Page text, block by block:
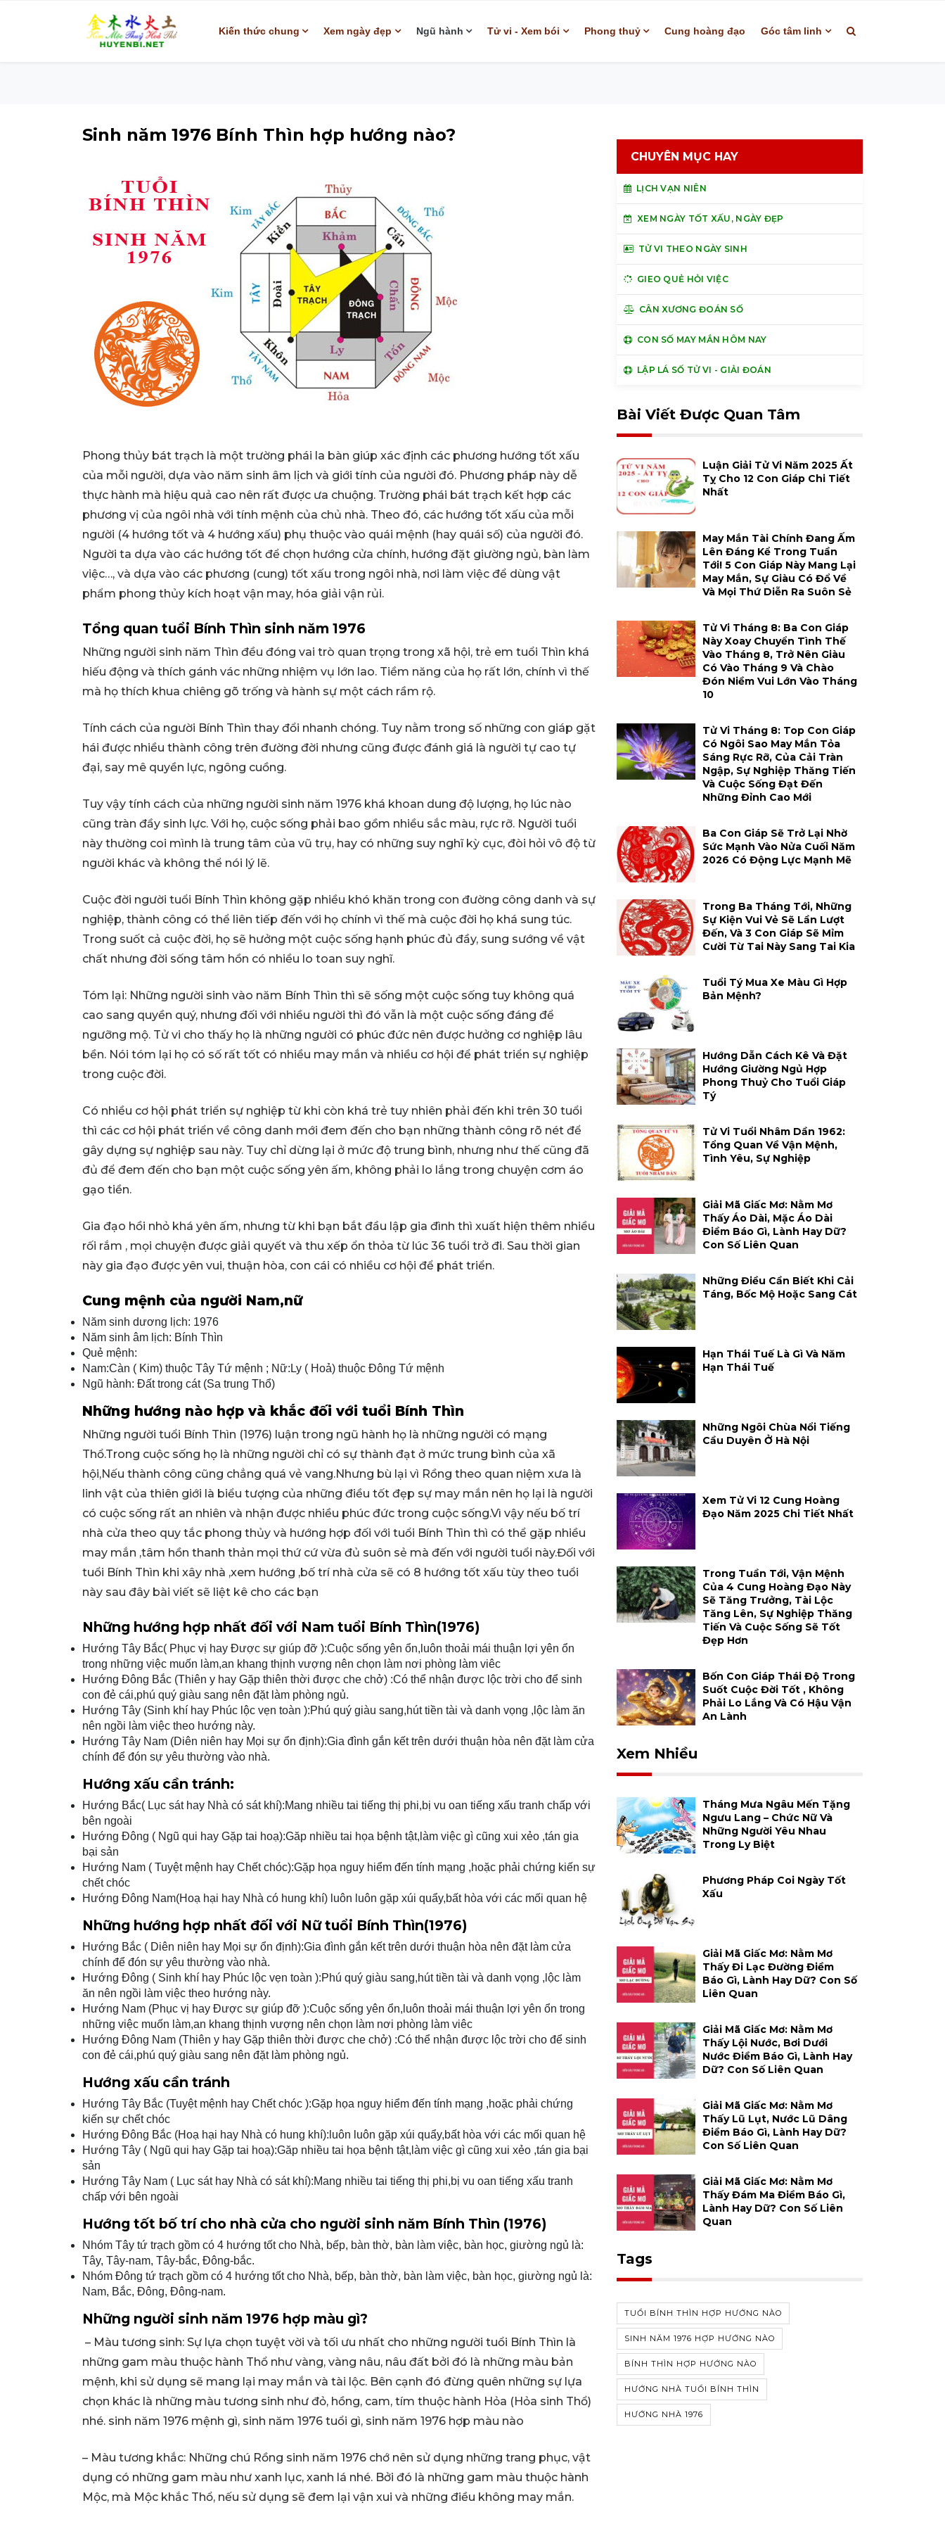
Kiến thức chung Xem ngày đẹp Ngũ hành Tử vi - Xem bói Phong thuỷ Cung hoàng đạo Góc tâm linh
Sinh năm 1976 Bính Thìn hợp hướng nào?
Phong thủy bát trạch là một trường phái la bàn giúp xác định các phương hướng tốt xấu
của mỗi người, dựa vào năm sinh âm lịch và giới tính của người đó. Phương pháp này dễ
thực hành mà hiệu quả cao nên rất được ưa chuộng. Trường phái bát trạch kết hợp các
phương vị của ngôi nhà với tính mệnh của chủ nhà. Theo đó, các hướng tốt xấu của mỗi
người (4 hướng tốt và 4 hướng xấu) phụ thuộc vào quái mệnh (hay quái số) của người đó.
Người ta dựa vào các hướng tốt để chọn hướng cửa chính, hướng đặt giường ngủ, bàn làm
việc…, và dựa vào các phương (cung) tốt xấu trong ngôi nhà, nơi làm việc để dùng vật
phẩm phong thủy kích hoạt vận may, hóa giải vận rủi.
Tổng quan tuổi Bính Thìn sinh năm 1976
Những người sinh năm Thìn đều đóng vai trò quan trọng trong xã hội, trẻ em tuổi Thìn khá
hiếu động và thích gánh vác những nhiệm vụ lớn lao. Tiềm năng của họ rất lớn, chính vì thế
mà họ thích khua chiêng gõ trống và hành sự một cách rầm rộ.
Tính cách của người Bính Thìn thay đổi nhanh chóng. Tuy nằm trong số những con giáp gặt
hái được nhiều thành công trên đường đời nhưng cũng được đánh giá là người tự cao tự
đại, say mê quyền lực, ngông cuồng.
Tuy vậy tính cách của những người sinh năm 1976 khá khoan dung độ lượng, họ lúc nào
cũng tràn đầy sinh lực. Với họ, cuộc sống phải bao gồm nhiều sắc màu, rực rỡ. Người tuổi
này thường coi mình là trung tâm của vũ trụ, hay có những suy nghĩ kỳ cục, đòi hỏi vô độ từ
người khác và không thể nói lý lẽ.
Cuộc đời người tuổi Bính Thìn không gặp nhiều khó khăn trong con đường công danh và sự
nghiệp, thành công có thể liên tiếp đến với họ chính vì thế mà cuộc đời họ khá sung túc.
Trong suốt cả cuộc đời, họ sẽ hưởng một cuộc sống hạnh phúc đủ đầy, sung sướng về vật
chất nhưng đời sống tâm hồn có nhiều lo toan suy nghĩ.
Tóm lại: Những người sinh vào năm Bính Thìn thì sẽ sống một cuộc sống tuy không quá
cao sang quyền quý, nhưng đối với nhiều người thì đó vẫn là một cuộc sống đáng để
ngưỡng mộ. Tử vi cho thấy họ là những người có phúc đức nên được hưởng cơ nghiệp lâu
bền. Nói tóm lại họ có số rất tốt có nhiều may mắn và nhiều cơ hội để phát triển sự nghiệp
trong cuộc đời.
Có nhiều cơ hội phát triển sự nghiệp từ khi còn khá trẻ tuy nhiên phải đến khi trên 30 tuổi
thì các cơ hội phát triển về công danh mới đem đến cho bạn những thành công rõ nét để
gây dựng sự nghiệp sau này. Tuy chỉ dừng lại ở mức độ trung bình, nhưng như thế cũng đã
đủ để đem đến cho bạn một cuộc sống yên ấm, không phải lo lắng trong chuyện cơm áo
gạo tiền.
Gia đạo hồi nhỏ khá yên ấm, nhưng từ khi bạn bắt đầu lập gia đình thì xuất hiện thêm nhiều
rối rắm , mọi chuyện được giải quyết và thu xếp ổn thỏa từ lúc 36 tuổi trở đi. Sau thời gian
này gia đạo được yên vui, thuận hòa, con cái có nhiều cơ hội để phát triển.
Cung mệnh của người Nam,nữ
Năm sinh dương lịch: 1976
Năm sinh âm lịch: Bính Thìn
Quẻ mệnh:
Nam:Càn ( Kim) thuộc Tây Tứ mệnh ; Nữ:Ly ( Hoả) thuộc Đông Tứ mệnh
Ngũ hành: Ðất trong cát (Sa trung Thổ)
Những hướng nào hợp và khắc đối với tuổi Bính Thìn
Những người tuổi Bính Thìn (1976) luận trong ngũ hành họ là những người có mạng
Thổ.Trong cuộc sống họ là những người chỉ có sự thành đạt ở mức trung bình của xã
hội,Nếu thành công cũng chẳng quá vẻ vang.Nhưng bù lại vì Rồng theo quan niệm xưa là
linh vật của thiên giới là biểu tượng của những điều tốt đẹp sự may mắn nên họ lại là người
có cuộc sống rất an nhiên và nhận được nhiều phúc đức trong cuộc sống.Vì vậy nếu bố trí
nhà cửa theo quy tắc phong thủy và hướng hợp đối với tuổi Bính Thìn thì có thể gặp nhiều
may mắn ,tâm hồn thanh thản mọi thứ cứ vừa đủ suôn sẻ mà đến với người tuổi này.Đối với
tuổi Bính Thìn khi xây nhà ,xem hướng ,bố trí nhà cửa sẽ có 8 hướng tốt xấu tùy theo tuổi
này sau đây bài viết sẽ liệt kê cho các bạn
Những hướng hợp nhất đối với Nam tuổi Bính Thìn(1976)
Hướng Tây Bắc( Phục vị hay Được sự giúp đỡ ):Cuộc sống yên ổn,luôn thoải mái thuận lợi yên ổn
trong những việc muốn làm,an khang thịnh vượng nên chọn làm nơi phòng làm viêc
Hướng Đông Bắc (Thiên y hay Gặp thiên thời được che chở) :Có thể nhận được lộc trời cho để sinh
con đẻ cái,phú quý giàu sang nên đặt làm phòng ngủ.
Hướng Tây (Sinh khí hay Phúc lộc vẹn toàn ):Phú quý giàu sang,hút tiền tài và danh vọng ,lộc làm ăn
nên ngồi làm việc theo hướng này.
Hướng Tây Nam (Diên niên hay Mọi sự ổn định):Gia đình gắn kết trên dưới thuận hòa nên đặt làm cửa
chính để đón sự yêu thường vào nhà.
Hướng xấu cần tránh:
Hướng Bắc( Lục sát hay Nhà có sát khí):Mang nhiều tai tiếng thị phi,bị vu oan tiếng xấu tranh chấp với
bên ngoài
Hướng Đông ( Ngũ qui hay Gặp tai hoạ):Găp nhiều tai họa bệnh tật,làm việc gì cũng xui xẻo ,tán gia
bại sản
Hướng Nam ( Tuyệt mệnh hay Chết chóc):Gặp họa nguy hiểm đến tính mạng ,hoặc phải chứng kiến sự
chết chóc
Hướng Đông Nam(Hoạ hại hay Nhà có hung khí) luôn luôn gặp xúi quẩy,bất hòa với các mối quan hệ
Những hướng hợp nhất đối với Nữ tuổi Bính Thìn(1976)
Hướng Bắc ( Diên niên hay Mọi sự ổn định):Gia đình gắn kết trên dưới thuận hòa nên đặt làm cửa
chính để đón sự yêu thường vào nhà.
Hướng Đông ( Sinh khí hay Phúc lộc vẹn toàn ):Phú quý giàu sang,hút tiền tài và danh vọng ,lộc làm
ăn nên ngồi làm việc theo hướng này.
Hướng Nam (Phục vị hay Được sự giúp đỡ ):Cuộc sống yên ổn,luôn thoải mái thuận lợi yên ổn trong
những việc muốn làm,an khang thịnh vượng nên chọn làm nơi phòng làm viêc
Hướng Đông Nam (Thiên y hay Gặp thiên thời được che chở) :Có thể nhận được lộc trời cho để sinh
con đẻ cái,phú quý giàu sang nên đặt làm phòng ngủ.
Hướng xấu cần tránh
Hướng Tây Bắc (Tuyệt mệnh hay Chết chóc ):Gặp họa nguy hiểm đến tính mạng ,hoặc phải chứng
kiến sự chết chóc
Hướng Đông Bắc (Hoạ hại hay Nhà có hung khí):luôn luôn gặp xúi quẩy,bất hòa với các mối quan hệ
Hướng Tây ( Ngũ qui hay Gặp tai hoạ):Găp nhiều tai họa bệnh tật,làm việc gì cũng xui xẻo ,tán gia bại
sản
Hướng Tây Nam ( Lục sát hay Nhà có sát khí):Mang nhiều tai tiếng thị phi,bị vu oan tiếng xấu tranh
chấp với bên ngoài
Hướng tốt bố trí cho nhà cửa cho người sinh năm Bính Thìn (1976)
Nhóm Tây tứ trạch gồm có 4 hướng tốt cho Nhà, bếp, bàn thờ, bàn làm việc, bàn học, giường ngủ là:
Tây, Tây-nam, Tây-bắc, Đông-bắc.
Nhóm Đông tứ trạch gồm có 4 hướng tốt cho Nhà, bếp, bàn thờ, bàn làm việc, bàn học, giường ngủ là:
Nam, Bắc, Đông, Đông-nam.
Những người sinh năm 1976 hợp màu gì?
– Màu tương sinh: Sự lựa chọn tuyệt vời và tối ưu nhất cho những người tuổi Bính Thìn là
những gam màu thuộc hành Thổ như vàng, vàng nâu, nâu đất bởi đó là những màu bản
mệnh, khi sử dụng sẽ mang lại may mắn và tài lộc. Bên cạnh đó đừng quên những sự lựa
chọn khác là những màu tương sinh như đỏ, hồng, cam, tím thuộc hành Hỏa (Hỏa sinh Thổ)
nhé. sinh năm 1976 mệnh gì, sinh năm 1976 tuổi gì, sinh năm 1976 hợp màu nào
– Màu tương khắc: Những chú Rồng sinh năm 1976 chớ nên sử dụng những trang phục, vật
dụng có những gam màu như xanh lục, xanh lá nhé. Bởi đó là những gam màu thuộc hành
Mộc, mà Mộc khắc Thổ, nếu sử dụng sẽ đem lại vận xui và những điều không may mắn.
CHUYÊN MỤC HAY
LỊCH VẠN NIÊN
XEM NGÀY TỐT XẤU, NGÀY ĐẸP
TỬ VI THEO NGÀY SINH
GIEO QUẺ HỎI VIỆC
CÂN XƯƠNG ĐOÁN SỐ
CON SỐ MAY MẮN HÔM NAY
LẬP LÁ SỐ TỬ VI - GIẢI ĐOÁN
Bài Viết Được Quan Tâm
Luận Giải Tử Vi Năm 2025 Ất
Tỵ Cho 12 Con Giáp Chi Tiết
Nhất
May Mắn Tài Chính Đang Ấm
Lên Đáng Kể Trong Tuần
Tới! 5 Con Giáp Này Mang Lại
May Mắn, Sự Giàu Có Đổ Về
Và Mọi Thứ Diễn Ra Suôn Sẻ
Tử Vi Tháng 8: Ba Con Giáp
Này Xoay Chuyển Tình Thế
Vào Tháng 8, Trở Nên Giàu
Có Vào Tháng 9 Và Chào
Đón Niềm Vui Lớn Vào Tháng
10
Tử Vi Tháng 8: Top Con Giáp
Có Ngôi Sao May Mắn Tỏa
Sáng Rực Rỡ, Của Cải Tràn
Ngập, Sự Nghiệp Thăng Tiến
Và Cuộc Sống Đạt Đến
Những Đỉnh Cao Mới
Ba Con Giáp Sẽ Trở Lại Nhờ
Sức Mạnh Vào Nửa Cuối Năm
2026 Có Động Lực Mạnh Mẽ
Trong Ba Tháng Tới, Những
Sự Kiện Vui Vẻ Sẽ Lần Lượt
Đến, Và 3 Con Giáp Sẽ Mỉm
Cười Từ Tai Này Sang Tai Kia
Tuổi Tý Mua Xe Màu Gì Hợp
Bản Mệnh?
Hướng Dẫn Cách Kê Và Đặt
Hướng Giường Ngủ Hợp
Phong Thuỷ Cho Tuổi Giáp
Tý
Tử Vi Tuổi Nhâm Dần 1962:
Tổng Quan Về Vận Mệnh,
Tình Yêu, Sự Nghiệp
Giải Mã Giấc Mơ: Nằm Mơ
Thấy Áo Dài, Mặc Áo Dài
Điềm Báo Gì, Lành Hay Dữ?
Con Số Liên Quan
Những Điều Cần Biết Khi Cải
Táng, Bốc Mộ Hoặc Sang Cát
Hạn Thái Tuế Là Gì Và Năm
Hạn Thái Tuế
Những Ngôi Chùa Nổi Tiếng
Cầu Duyên Ở Hà Nội
Xem Tử Vi 12 Cung Hoàng
Đạo Năm 2025 Chi Tiết Nhất
Trong Tuần Tới, Vận Mệnh
Của 4 Cung Hoàng Đạo Này
Sẽ Tăng Trưởng, Tài Lộc
Tăng Lên, Sự Nghiệp Thăng
Tiến Và Cuộc Sống Sẽ Tốt
Đẹp Hơn
Bốn Con Giáp Thái Độ Trong
Suốt Cuộc Đời Tốt , Không
Phải Lo Lắng Và Có Hậu Vận
An Lành
Xem Nhiều
Tháng Mưa Ngâu Mến Tặng
Ngưu Lang – Chức Nữ Và
Những Người Yêu Nhau
Trong Ly Biệt
Phương Pháp Coi Ngày Tốt
Xấu
Giải Mã Giấc Mơ: Nằm Mơ
Thấy Đi Lạc Đường Điềm
Báo Gì, Lành Hay Dữ? Con Số
Liên Quan
Giải Mã Giấc Mơ: Nằm Mơ
Thấy Lội Nước, Bơi Dưới
Nước Điềm Báo Gì, Lành Hay
Dữ? Con Số Liên Quan
Giải Mã Giấc Mơ: Nằm Mơ
Thấy Lũ Lụt, Nước Lũ Dâng
Điềm Báo Gì, Lành Hay Dữ?
Con Số Liên Quan
Giải Mã Giấc Mơ: Nằm Mơ
Thấy Đám Ma Điềm Báo Gì,
Lành Hay Dữ? Con Số Liên
Quan
Tags
TUỔI BÍNH THÌN HỢP HƯỚNG NÀO
SINH NĂM 1976 HỢP HƯỚNG NÀO
BÍNH THÌN HỢP HƯỚNG NÀO
HƯỚNG NHÀ TUỔI BÍNH THÌN
HƯỚNG NHÀ 1976